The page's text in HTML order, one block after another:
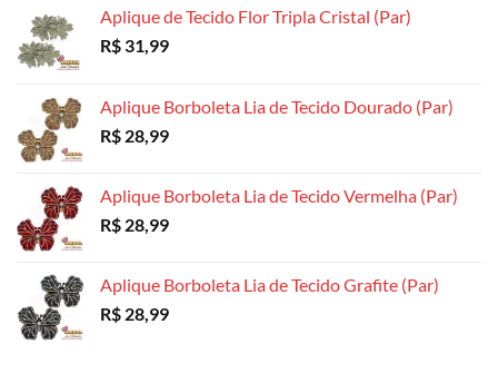
Aplique de Tecido Flor Tripla Cristal (Par)
R$ 31,99
Aplique Borboleta Lia de Tecido Dourado (Par)
R$ 28,99
Aplique Borboleta Lia de Tecido Vermelha (Par)
R$ 28,99
Aplique Borboleta Lia de Tecido Grafite (Par)
R$ 28,99